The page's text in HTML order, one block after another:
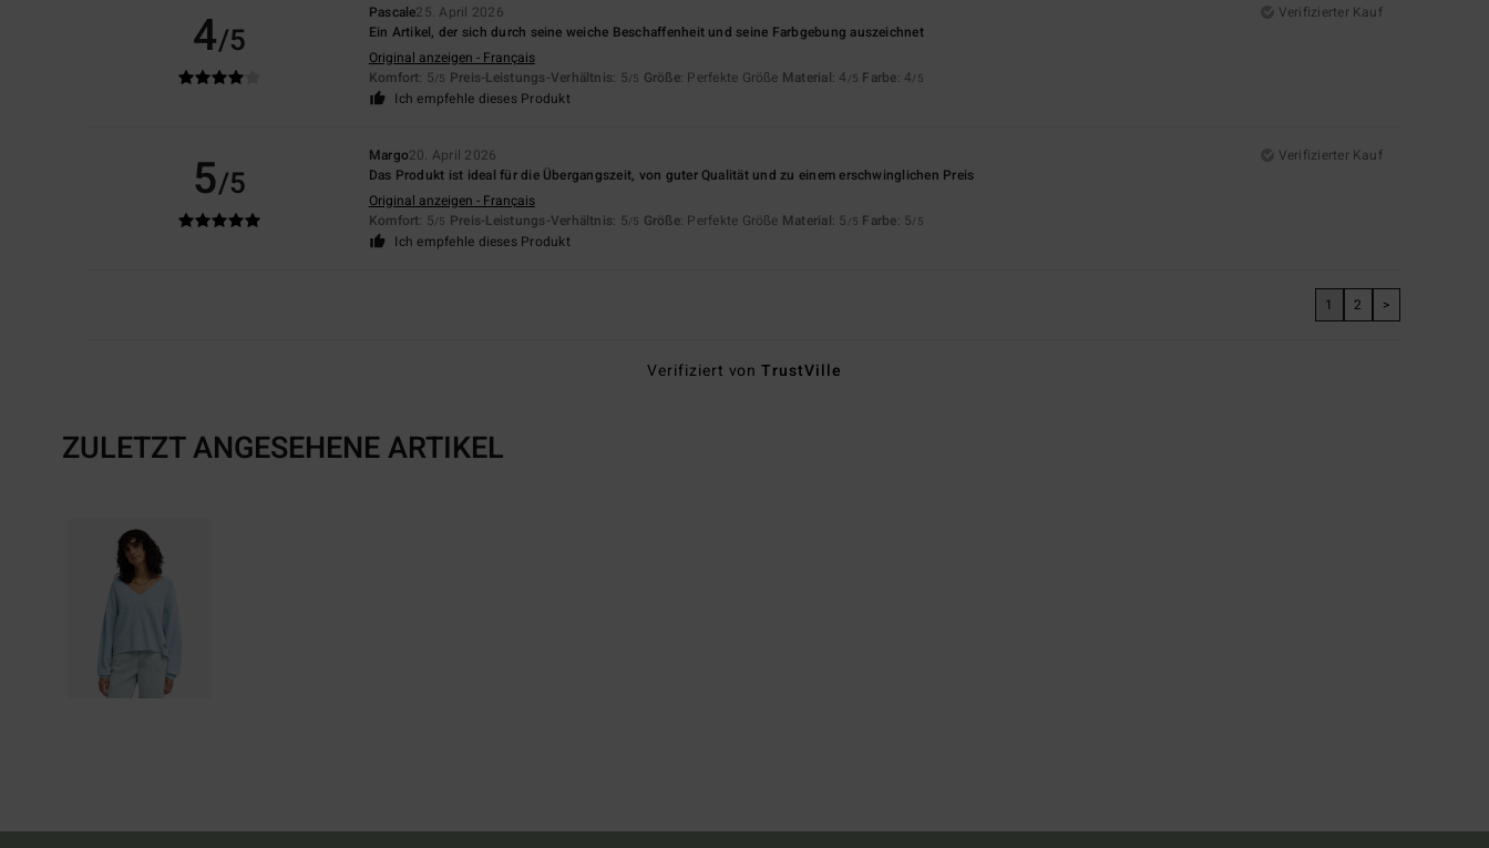
4/5
Pascale25. April 2026
Verifizierter Kauf
Ein Artikel, der sich durch seine weiche Beschaffenheit und seine Farbgebung auszeichnet
Original anzeigen - Français
Komfort: 5/5 Preis-Leistungs-Verhältnis: 5/5 Größe: Perfekte Größe Material: 4 /5 Farbe: 4/5
Ich empfehle dieses Produkt
5/5
Margo20. April 2026
Verifizierter Kauf
Das Produkt ist ideal für die Übergangszeit, von guter Qualität und zu einem erschwinglichen Preis
Original anzeigen - Français
Komfort: 5/5 Preis-Leistungs-Verhältnis: 5/5 Größe: Perfekte Größe Material: 5 /5 Farbe: 5/5
Ich empfehle dieses Produkt
1 2 >
Verifiziert vonTrustVille
ZULETZT ANGESEHENE ARTIKEL